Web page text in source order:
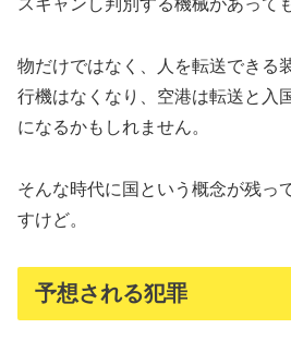
スキャンし判別する機械があって
物だけではなく、人を転送できる
行機はなくなり、空港は転送と入
になるかもしれません。
そんな時代に国という概念が残っ
すけど。
予想される犯罪